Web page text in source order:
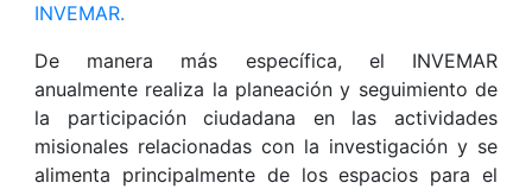
INVEMAR.
De manera más específica, el INVEMAR
anualmente realiza la planeación y seguimiento de
la participación ciudadana en las actividades
misionales relacionadas con la investigación y se
alimenta principalmente de los espacios para el